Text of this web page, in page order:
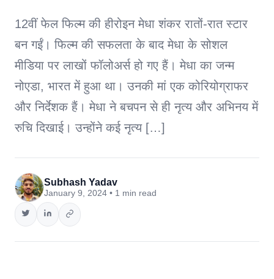
12वीं फेल फिल्म की हीरोइन मेधा शंकर रातों-रात स्टार
बन गईं। फिल्म की सफलता के बाद मेधा के सोशल
मीडिया पर लाखों फॉलोअर्स हो गए हैं। मेधा का जन्म
नोएडा, भारत में हुआ था। उनकी मां एक कोरियोग्राफर
और निर्देशक हैं। मेधा ने बचपन से ही नृत्य और अभिनय में
रुचि दिखाई। उन्होंने कई नृत्य […]
Subhash Yadav
January 9, 2024 • 1 min read